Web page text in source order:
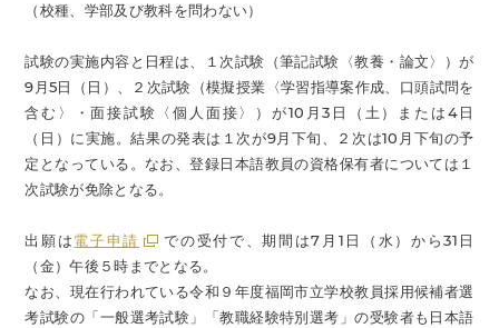
（校種、学部及び教科を問わない）
試験の実施内容と日程は、１次試験（筆記試験〈教養・論文〉）が
9月5日（日）、２次試験（模擬授業〈学習指導案作成、口頭試問を
含む〉・面接試験〈個人面接〉）が10月3日（土）または4日
（日）に実施。結果の発表は１次が9月下旬、２次は10月下旬の予
定となっている。なお、登録日本語教員の資格保有者については１
次試験が免除となる。
出願は電子申請
での受付で、期間は7月1日（水）から31日
（金）午後５時までとなる。
なお、現在行われている令和９年度福岡市立学校教員採用候補者選
考試験の「一般選考試験」「教職経験特別選考」の受験者も日本語